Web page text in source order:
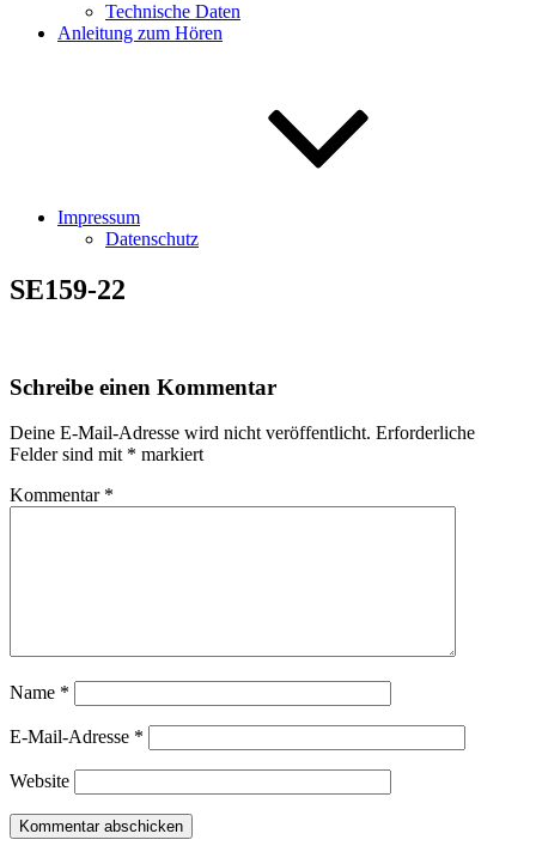
Technische Daten
Anleitung zum Hören
Impressum
Datenschutz
SE159-22
Schreibe einen Kommentar
Deine E-Mail-Adresse wird nicht veröffentlicht. Erforderliche
Felder sind mit * markiert
Kommentar *
Name *
E-Mail-Adresse *
Website